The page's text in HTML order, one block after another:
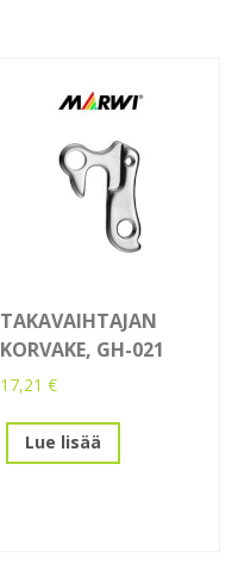
TAKAVAIHTAJAN
KORVAKE, GH-021
17,21€
Lue lisää